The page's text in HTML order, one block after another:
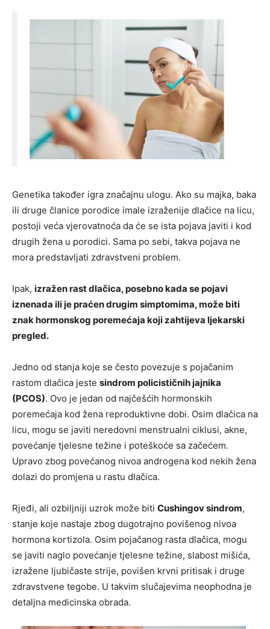
Genetika također igra značajnu ulogu. Ako su majka, baka
ili druge članice porodice imale izraženije dlačice na licu,
postoji veća vjerovatnoća da će se ista pojava javiti i kod
drugih žena u porodici. Sama po sebi, takva pojava ne
mora predstavljati zdravstveni problem.
Ipak, izražen rast dlačica, posebno kada se pojavi
iznenada ili je praćen drugim simptomima, može biti
znak hormonskog poremećaja koji zahtijeva ljekarski
pregled.
Jedno od stanja koje se često povezuje s pojačanim
rastom dlačica jeste sindrom policističnih jajnika
(PCOS). Ovo je jedan od najčešćih hormonskih
poremećaja kod žena reproduktivne dobi. Osim dlačica na
licu, mogu se javiti neredovni menstrualni ciklusi, akne,
povećanje tjelesne težine i poteškoće sa začećem.
Upravo zbog povećanog nivoa androgena kod nekih žena
dolazi do promjena u rastu dlačica.
Rjeđi, ali ozbiljniji uzrok može biti Cushingov sindrom,
stanje koje nastaje zbog dugotrajno povišenog nivoa
hormona kortizola. Osim pojačanog rasta dlačica, mogu
se javiti naglo povećanje tjelesne težine, slabost mišića,
izražene ljubičaste strije, povišen krvni pritisak i druge
zdravstvene tegobe. U takvim slučajevima neophodna je
detaljna medicinska obrada.